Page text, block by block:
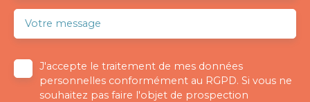
Votre message
J'accepte le traitement de mes données
personnelles conformément au RGPD. Si vous ne
souhaitez pas faire l'objet de prospection